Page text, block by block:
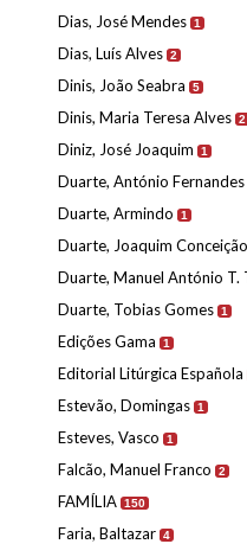
Dias, José Mendes 1
Dias, Luís Alves 2
Dinis, João Seabra 5
Dinis, Maria Teresa Alves 2
Diniz, José Joaquim 1
Duarte, António Fernandes
Duarte, Armindo 1
Duarte, Joaquim Conceição
Duarte, Manuel António T.
Duarte, Tobias Gomes 1
Edições Gama 1
Editorial Litúrgica Española
Estevão, Domingas 1
Esteves, Vasco 1
Falcão, Manuel Franco 2
FAMÍLIA 150
Faria, Baltazar 4